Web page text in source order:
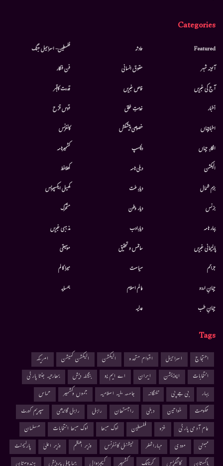
Categories
Featured
آئینہ شہر
آج کی خبریں
أخبار
اخبارجہاں
افکارِ جہاں
الیکشن
بزم شمال
بزنس
بہار نامہ
پارلیمانی خبریں
جرائم
جہانِ اردو
جہانِ طب
حادثہ
حقوق انسانی
خاص خبریں
خدمتِ خلق
خصوصی پیشکش
دلچسپ
دہلی نامہ
دیارِ ملت
دیار وطن
دیارِادب
سائنس و تحقیق
سیاست
عالم اسلام
عدلیہ
فلسطین- اسرائیل جنگ
فن فنکار
قدرت کاقہر
قوس قزح
کانفرنس
کشمیرنامہ
کھلاخط
کھیل ایکسپریس
متحرك
مذہبی خبریں
موسيقى
میرا کالم
ہمسایہ
Tags
احتجاج اسرائیل اقوام متحدہ الیکشن الیکشن کمیشن
امریکہ
انتخابات
اپوزیشن ایران اے ایم یو بنگلہ دیش
بھارتیہ جنتا پارٹی
بہار
بی جے پی تلنگانہ جامعہ ملیہ اسلامیہ جموں وکشمیر
حماس
حکومت
خواتین دہلی راجستھان راہل راہل گاندھی
سپریم کورٹ
عام آدمی پارٹی
غزہ فلسطین لوک سبھا لوک سبھا انتخابات
مسلمان
ممبئی
مودی مہاراشٹر نیشنل کانفرنس وزیر اعظم وزیر اعلیٰ
پارلیمنٹ